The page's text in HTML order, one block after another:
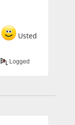
Usted
Logged